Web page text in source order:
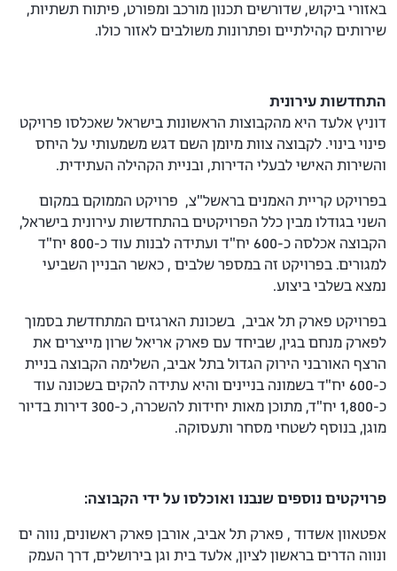
באזורי ביקוש, שדורשים תכנון מורכב ומפורט, פיתוח תשתיות,
שירותים קהילתיים ופתרונות משולבים לאזור כולו.
התחדשות עירונית
דוניץ אלעד היא מהקבוצות הראשונות בישראל שאכלסו פרויקט
פינוי בינוי. לקבוצה צוות מיומן השם דגש משמעותי על היחס
והשירות האישי לבעלי הדירות, ובניית הקהילה העתידית.
בפרויקט קריית האמנים בראשל"צ, פרויקט הממוקם במקום
השני בגודלו מבין כלל הפרויקטים בהתחדשות עירונית בישראל,
הקבוצה אכלסה כ-600 יח"ד ועתידה לבנות עוד כ-800 יח"ד
למגורים. בפרויקט זה במספר שלבים , כאשר הבניין השביעי
נמצא בשלבי ביצוע.
בפרויקט פארק תל אביב, בשכונת הארגזים המתחדשת בסמוך
לפארק מנחם בגין, שביחד עם פארק אריאל שרון מייצרים את
הרצף האורבני הירוק הגדול בתל אביב, השלימה הקבוצה בניית
כ-600 יח"ד בשמונה בניינים והיא עתידה להקים בשכונה עוד
כ-1,800 יח"ד, מתוכן מאות יחידות להשכרה, כ-300 דירות בדיור
מוגן, בנוסף לשטחי מסחר ותעסוקה.
פרויקטים נוספים שנבנו ואוכלסו על ידי הקבוצה:
אפטאוון אשדוד , פארק תל אביב, אורבן פארק ראשונים, נווה ים
ונווה הדרים בראשון לציון, אלעד בית וגן בירושלים, דרך העמק